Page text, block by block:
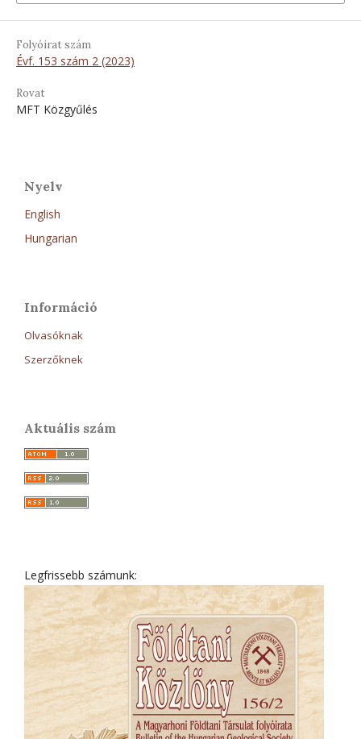
Folyóirat szám
Évf. 153 szám 2 (2023)
Rovat
MFT Közgyűlés
Nyelv
English
Hungarian
Információ
Olvasóknak
Szerzőknek
Aktuális szám
Legfrissebb számunk: